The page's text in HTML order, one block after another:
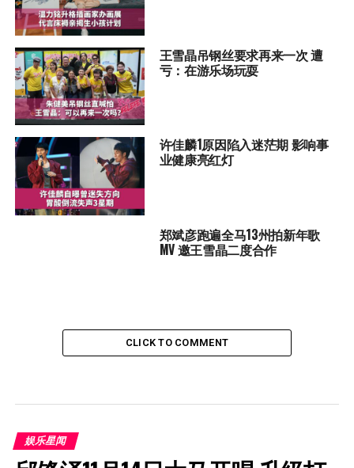
王雪晶吊钢丝要求再来一次 遭
亏：在游乐场玩耍
许佳麟1原因陷入迷茫期 影响事
业健康亮红灯
郑斌彦跑遍全马13州拍新年歌
MV 邀王雪晶二度合作
CLICK TO COMMENT
娱乐星闻